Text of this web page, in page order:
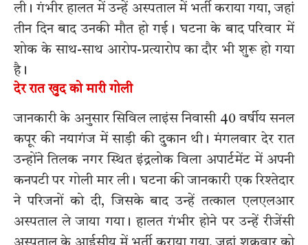
ली। गंभीर हालत में उन्हें अस्पताल में भर्ती कराया गया, जहां
तीन दिन बाद उनकी मौत हो गई। घटना के बाद परिवार में
शोक के साथ-साथ आरोप-प्रत्यारोप का दौर भी शुरू हो गया
है।
देर रात खुद को मारी गोली
जानकारी के अनुसार सिविल लाइंस निवासी 40 वर्षीय सनल
कपूर की नयागंज में साड़ी की दुकान थी। मंगलवार देर रात
उन्होंने तिलक नगर स्थित इंद्रलोक विला अपार्टमेंट में अपनी
कनपटी पर गोली मार ली। घटना की जानकारी एक रिश्तेदार
ने परिजनों को दी, जिसके बाद उन्हें तत्काल एलएलआर
अस्पताल ले जाया गया। हालत गंभीर होने पर उन्हें रीजेंसी